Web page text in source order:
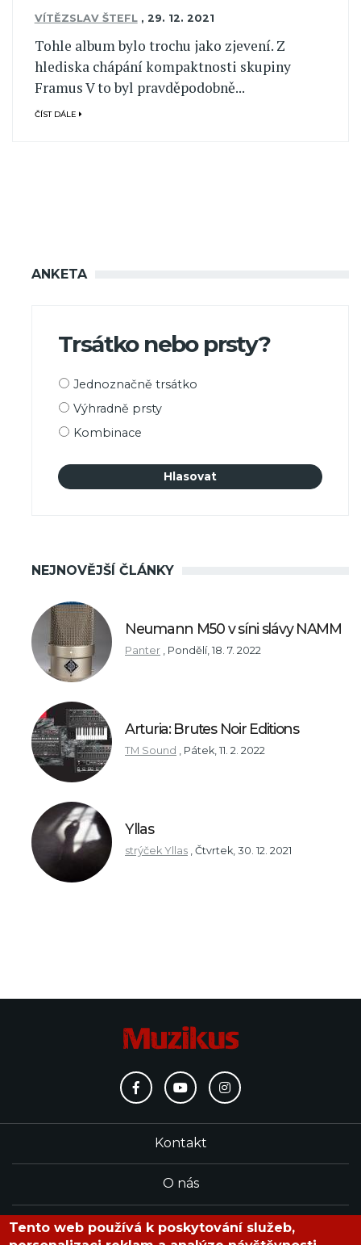
VÍTĚZSLAV ŠTEFL , 29. 12. 2021
Tohle album bylo trochu jako zjevení. Z
hlediska chápání kompaktnosti skupiny
Framus V to byl pravděpodobně...
ČÍST DÁLE
ANKETA
Trsátko nebo prsty?
Možnosti
Jednoznačně trsátko
Výhradně prsty
Kombinace
NEJNOVĚJŠÍ ČLÁNKY
Neumann M50 v síni slávy NAMM
Panter , Pondělí, 18. 7. 2022
Arturia: Brutes Noir Editions
TM Sound , Pátek, 11. 2. 2022
Yllas
strýček Yllas , Čtvrtek, 30. 12. 2021
Kontakt
O nás
Redakce
Tento web používá k poskytování služeb,